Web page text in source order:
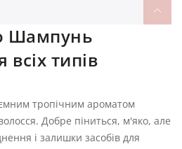
Шампунь
типів
тропічним ароматом
Добре піниться, м'яко, але
і залишки засобів для